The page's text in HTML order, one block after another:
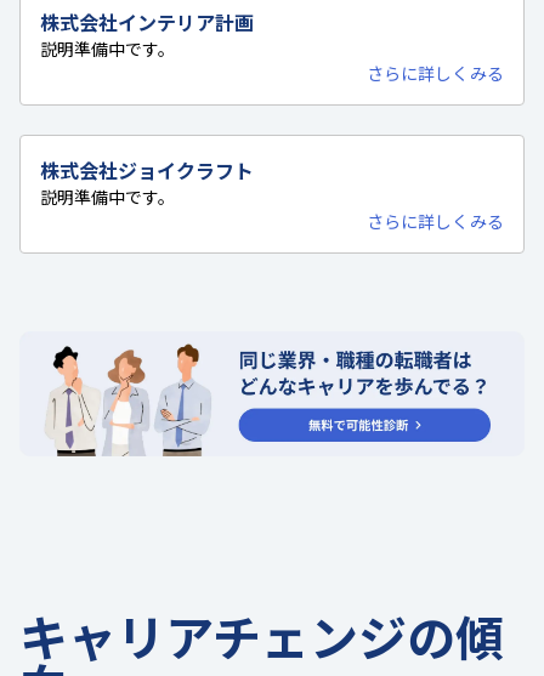
株式会社インテリア計画
説明準備中です。
さらに詳しくみる
株式会社ジョイクラフト
説明準備中です。
さらに詳しくみる
キャリアチェンジの傾